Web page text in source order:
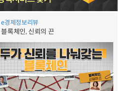
e경제정보리뷰
블록체인, 신뢰의 끈